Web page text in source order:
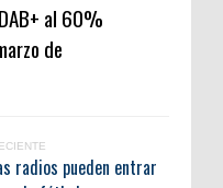
al 60%
de
radios pueden entrar